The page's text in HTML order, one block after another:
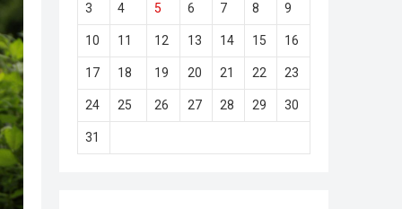
3 4 5 6 7 8 9
10 11 12 13 14 15 16
17 18 19 20 21 22 23
24 25 26 27 28 29 30
31